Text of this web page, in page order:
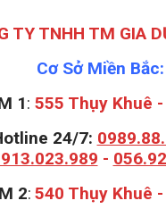
TY TNHH TM GIA
Cơ Sở Miền Bắc:
1: 555 Thụy Khuê
24/7:
-
2: 540 Thụy Khuê